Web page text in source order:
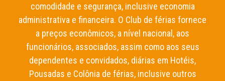
comodidade e segurança, inclusive economia
administrativa e financeira. O Club de férias fornece
a preços econômicos, a nível nacional, aos
funcionários, associados, assim como aos seus
dependentes e convidados, diárias em Hotéis,
Pousadas e Colônia de férias, inclusive outros